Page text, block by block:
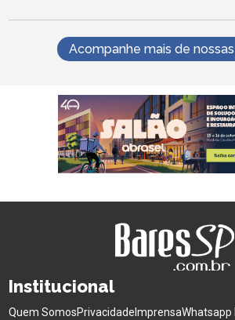
Acompanhe mais de
Institucional
Quem SomosPrivacidade ImprensaWhatsapp